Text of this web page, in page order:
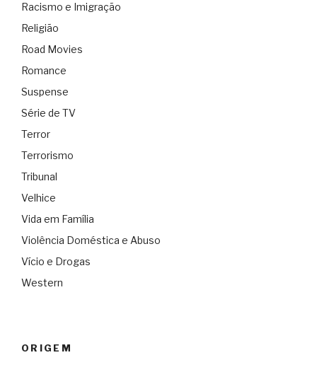
Racismo e Imigração
Religião
Road Movies
Romance
Suspense
Série de TV
Terror
Terrorismo
Tribunal
Velhice
Vida em Família
Violência Doméstica e Abuso
Vício e Drogas
Western
ORIGEM